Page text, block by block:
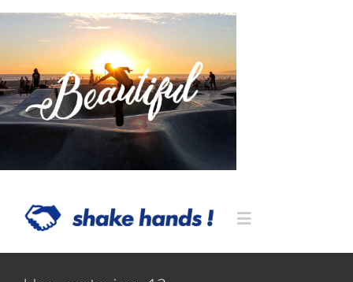
Skip
content
Toggle
Navigation